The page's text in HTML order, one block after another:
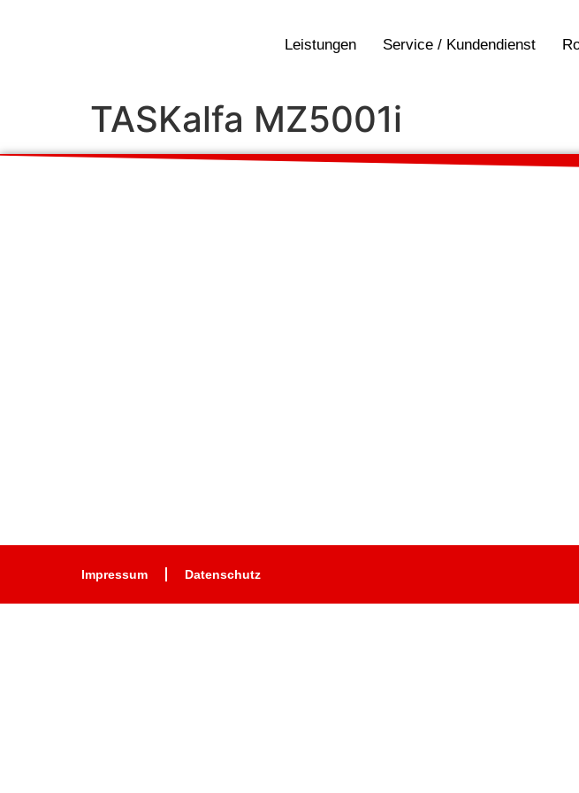
Leistungen Service / Kundendienst
TASKalfa MZ5001i
Impressum Datenschutz